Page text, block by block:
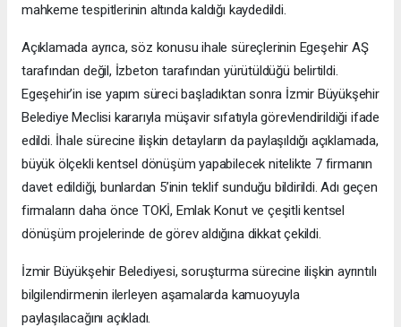
mahkeme tespitlerinin altında kaldığı kaydedildi.
Açıklamada ayrıca, söz konusu ihale süreçlerinin Egeşehir AŞ
tarafından değil, İzbeton tarafından yürütüldüğü belirtildi.
Egeşehir’in ise yapım süreci başladıktan sonra İzmir Büyükşehir
Belediye Meclisi kararıyla müşavir sıfatıyla görevlendirildiği ifade
edildi. İhale sürecine ilişkin detayların da paylaşıldığı açıklamada,
büyük ölçekli kentsel dönüşüm yapabilecek nitelikte 7 firmanın
davet edildiği, bunlardan 5’inin teklif sunduğu bildirildi. Adı geçen
firmaların daha önce TOKİ, Emlak Konut ve çeşitli kentsel
dönüşüm projelerinde de görev aldığına dikkat çekildi.
İzmir Büyükşehir Belediyesi, soruşturma sürecine ilişkin ayrıntılı
bilgilendirmenin ilerleyen aşamalarda kamuoyuyla
paylaşılacağını açıkladı.